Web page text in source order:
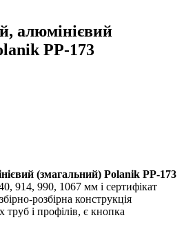
алюмінієвий
PP-173
(змагальний) Polanik PP-173
914, 990, 1067 мм і сертифікат
розбірна конструкція
труб і профілів, є кнопка